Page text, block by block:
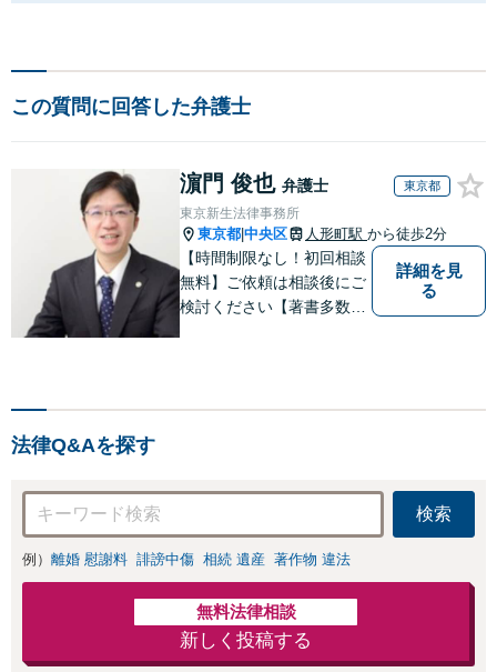
この質問に回答した弁護士
濵門 俊也 弁護士 東京都
東京新生法律事務所
東京都 中央区 人形町駅 から徒歩2分
【時間制限なし！初回相談
無料】ご依頼は相談後にご
検討ください【著書多数】
詳細を見
る
法律Q&Aを探す
検索
例） 離婚 慰謝料 誹謗中傷 相続 遺産 著作物 違法
無料法律相談
新しく投稿する